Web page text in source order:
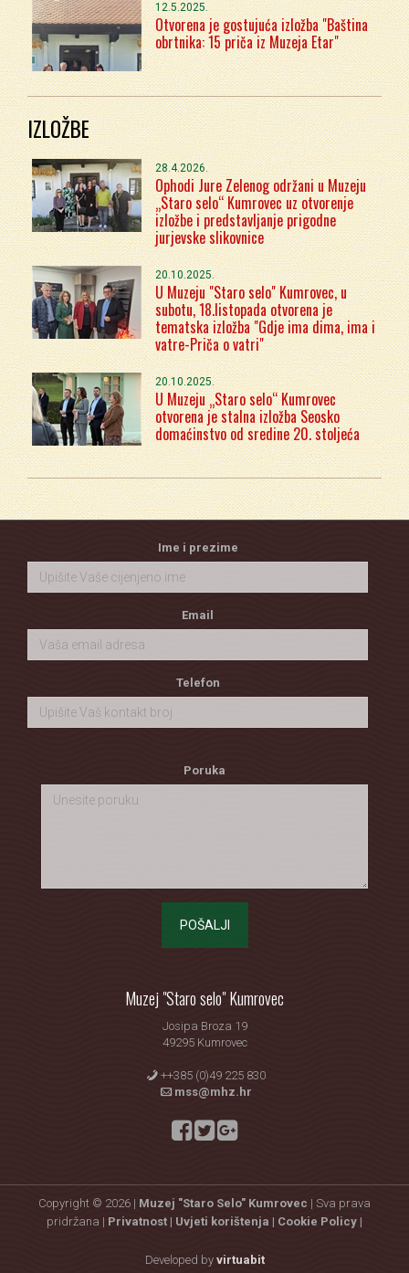
12.5.2025.
Otvorena je gostujuća izložba "Baština
obrtnika: 15 priča iz Muzeja Etar"
IZLOŽBE
28.4.2026.
Ophodi Jure Zelenog održani u Muzeju
„Staro selo“ Kumrovec uz otvorenje
izložbe i predstavljanje prigodne
jurjevske slikovnice
20.10.2025.
U Muzeju "Staro selo" Kumrovec, u
subotu, 18.listopada otvorena je
tematska izložba "Gdje ima dima, ima i
vatre-Priča o vatri"
20.10.2025.
U Muzeju „Staro selo“ Kumrovec
otvorena je stalna izložba Seosko
domaćinstvo od sredine 20. stoljeća
Ime i prezime
Email
Telefon
Poruka
POŠALJI
Muzej "Staro selo" Kumrovec
Josipa Broza 19
49295 Kumrovec
++385 (0)49 225 830
mss@mhz.hr
Copyright © 2026 | Muzej "Staro Selo" Kumrovec | Sva prava
pridržana | Privatnost | Uvjeti korištenja | Cookie Policy |
Developed by virtuabit